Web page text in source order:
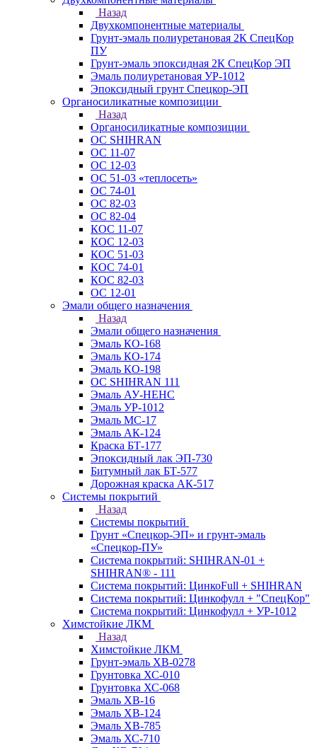
Назад
Двухкомпонентные материалы
Грунт-эмаль полиуретановая 2К СпецКор
ПУ
Грунт-эмаль эпоксидная 2К СпецКор ЭП
Эмаль полиуретановая УР-1012
Эпоксидный грунт Спецкор-ЭП
Органосиликатные композиции
Назад
Органосиликатные композиции
ОС SHIHRAN
ОС 11-07
ОС 12-03
ОС 51-03 «теплосеть»
ОС 74-01
ОС 82-03
ОС 82-04
КОС 11-07
КОС 12-03
КОС 51-03
КОС 74-01
КОС 82-03
ОС 12-01
Эмали общего назначения
Назад
Эмали общего назначения
Эмаль КО-168
Эмаль КО-174
Эмаль КО-198
ОС SHIHRAN 111
Эмаль АУ-НЕНС
Эмаль УР-1012
Эмаль МС-17
Эмаль АК-124
Краска БТ-177
Эпоксидный лак ЭП-730
Битумный лак БТ-577
Дорожная краска АК-517
Системы покрытий
Назад
Системы покрытий
Грунт «Спецкор-ЭП» и грунт-эмаль
«Спецкор-ПУ»
Система покрытий: SHIHRAN-01 +
SHIHRAN® - 111
Система покрытий: ЦинкоFull + SHIHRAN
Система покрытий: Цинкофулл + "СпецКор"
Система покрытий: Цинкофулл + УР-1012
Химстойкие ЛКМ
Назад
Химстойкие ЛКМ
Грунт-эмаль ХВ-0278
Грунтовка ХС-010
Грунтовка ХС-068
Эмаль ХВ-16
Эмаль ХВ-124
Эмаль ХВ-785
Эмаль ХС-710